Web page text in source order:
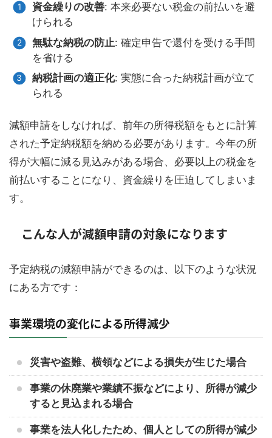
資金繰りの改善: 本来必要ない税金の前払いを避
けられる
無駄な納税の防止: 確定申告で還付を受ける手間
を省ける
納税計画の適正化: 実態に合った納税計画が立て
られる
減額申請をしなければ、前年の所得税額をもとに計算
された予定納税額を納める必要があります。今年の所
得が大幅に減る見込みがある場合、必要以上の税金を
前払いすることになり、資金繰りを圧迫してしまいま
す。
こんな人が減額申請の対象になります
予定納税の減額申請ができるのは、以下のような状況
にある方です：
事業環境の変化による所得減少
災害や盗難、横領などによる損失が生じた場合
事業の休廃業や業績不振などにより、所得が減少
すると見込まれる場合
事業を法人化したため、個人としての所得が減少